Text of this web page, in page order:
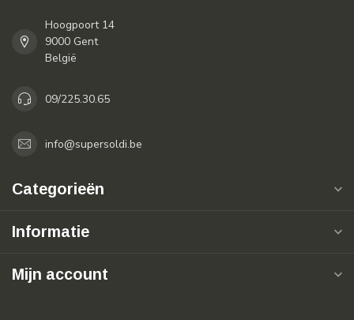
Hoogpoort 14
9000 Gent
België
09/225.30.65
info@supersoldi.be
Categorieën
Informatie
Mijn account